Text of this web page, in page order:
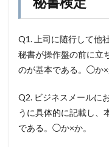
Q1. 上司に随行して他
秘書が操作盤の前に立
のが基本である。◯か×
Q2. ビジネスメールに
うに具体的に記載し、
である。◯か×か。